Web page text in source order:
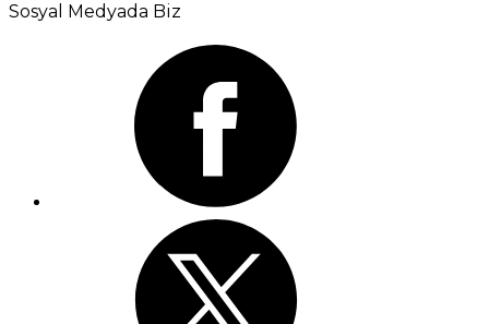
Sosyal Medyada Biz